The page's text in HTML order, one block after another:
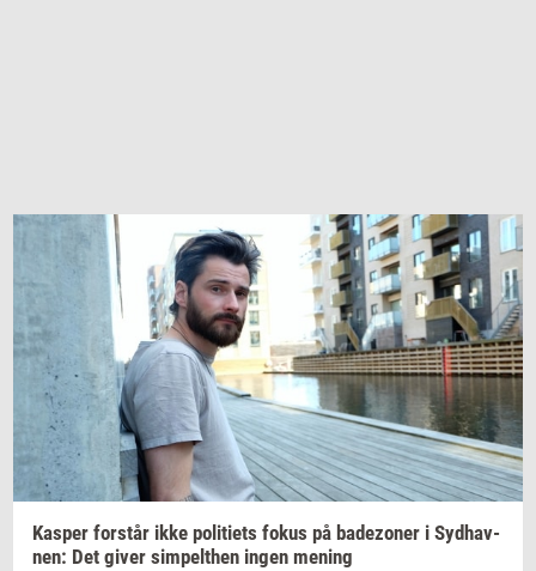
Kas­per for­står ikke po­li­tiets fokus på ba­dezo­ner i Syd­hav­
nen: Det giver sim­pelt­hen ingen me­ning